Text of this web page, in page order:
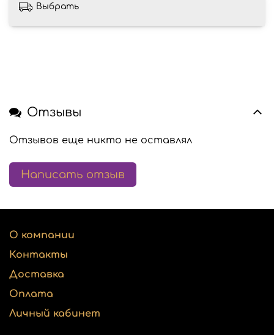
Выбрать
Отзывы
Отзывов еще никто не оставлял
Написать отзыв
О компании
Контакты
Доставка
Оплата
Личный кабинет